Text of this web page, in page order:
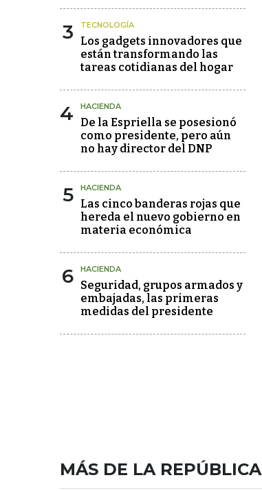
3 TECNOLOGÍA
Los gadgets innovadores que
están transformando las
tareas cotidianas del hogar
4 HACIENDA
De la Espriella se posesionó
como presidente, pero aún
no hay director del DNP
5 HACIENDA
Las cinco banderas rojas que
hereda el nuevo gobierno en
materia económica
6 HACIENDA
Seguridad, grupos armados y
embajadas, las primeras
medidas del presidente
MÁS DE LA REPÚBLICA